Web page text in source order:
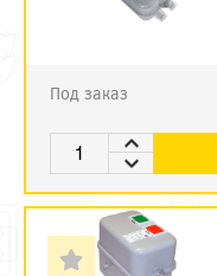
Под заказ